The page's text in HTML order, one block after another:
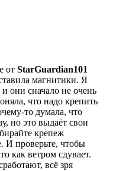
от StarGuardian101
магнитики. Я
они сначало не очень
что надо крепить
то думала, что
но это выдаёт свои
крепеж
И проверьте, чтобы
как ветром сдувает.
всё зря